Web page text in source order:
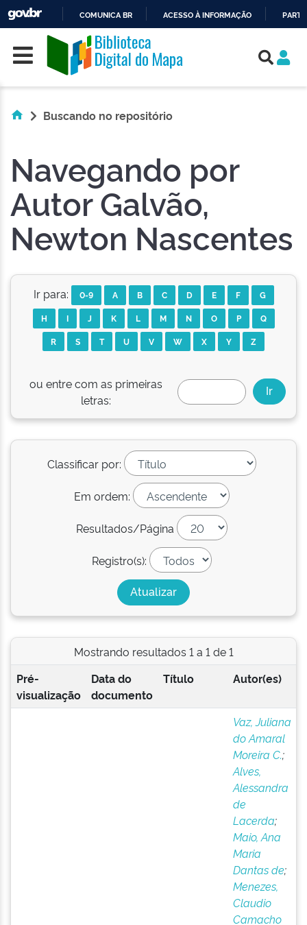
O
CONTEÚDO
COMUNICA BR ACESSO À INFORMAÇÃO
Skip navigation
Buscando no repositório
Navegando por
Autor Galvão,
Newton Nascentes
Ir para: 0-9 A B C D E F
G
H
I J K L M N O P
Q
R
S T U V W X Y Z
ou entre com as primeiras
letras:
Classificar por:
Em ordem:
Resultados/Página
Registro(s):
Mostrando resultados 1 a 1 de 1
Pré-
visualização
Data do
documento
Título Autor(es)
Vaz, Juliana
do Amaral
Moreira C.;
Alves,
Alessandra
de
Lacerda;
Maio, Ana
Maria
Dantas de;
Menezes,
Claudio
Camacho